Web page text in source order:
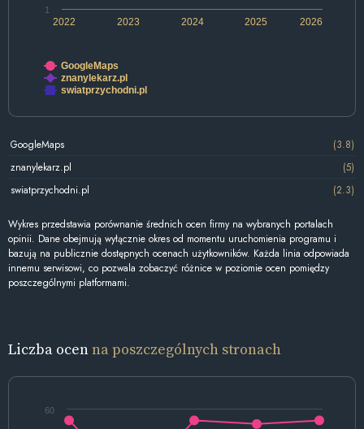
2022 2024 2026
2023 2025
1
GoogleMaps
znanylekarz.pl
swiatprzychodni.pl
GoogleMaps
(3.8)
znanylekarz.pl
(5)
swiatprzychodni.pl
(2.3)
Wykres przedstawia porównanie średnich ocen firmy na wybranych portalach
opinii. Dane obejmują wyłącznie okres od momentu uruchomienia programu i
bazują na publicznie dostępnych ocenach użytkowników. Każda linia odpowiada
innemu serwisowi, co pozwala zobaczyć różnice w poziomie ocen pomiędzy
poszczególnymi platformami.
Liczba ocenna poszczególnych stronach
60